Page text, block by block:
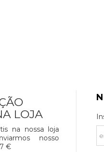
LOJA
na nossa loja
nosso
€